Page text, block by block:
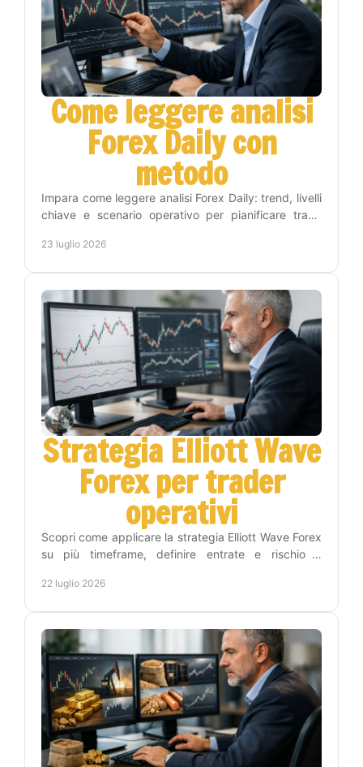
Come leggere analisi
Forex Daily con
metodo
Impara come leggere analisi Forex Daily: trend, livelli
chiave e scenario operativo per pianificare trade
23 luglio 2026
Strategia Elliott Wave
Forex per trader
operativi
Scopri come applicare la strategia Elliott Wave Forex
su più timeframe, definire entrate e rischio e
22 luglio 2026